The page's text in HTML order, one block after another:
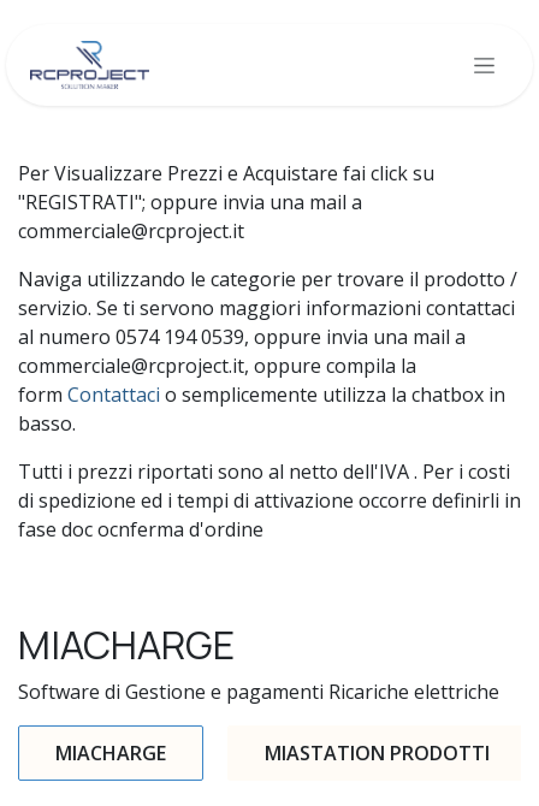
Per Visualizzare Prezzi e Acquistare fai click su
"REGISTRATI"; oppure invia una mail a
commerciale@rcproject.it
Naviga utilizzando le categorie per trovare il prodotto /
servizio. Se ti servono maggiori informazioni contattaci
al numero 0574 194 0539, oppure invia una mail a
commerciale@rcproject.it, oppure compila la
form Contattaci o semplicemente utilizza la chatbox in
basso.
Tutti i prezzi riportati sono al netto dell'IVA . Per i costi
di spedizione ed i tempi di attivazione occorre definirli in
fase doc ocnferma d'ordine
MIACHARGE
Software di Gestione e pagamenti Ricariche elettriche
MIACHARGE MIASTATION PRODOTTI